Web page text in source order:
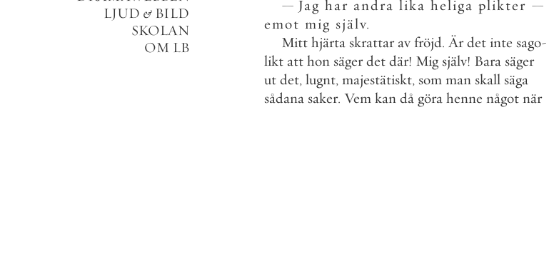
LJUD & BILD
SKOLAN
OM LB
— Jag har andra lika heliga plikter —
emot mig själv.
Mitt hjärta skrattar av fröjd. Är det inte sago-
likt att hon säger det där! Mig själv! Bara säger
ut det, lugnt, majestätiskt, som man skall säga
sådana saker. Vem kan då göra henne något när